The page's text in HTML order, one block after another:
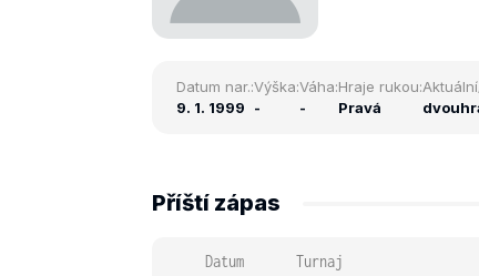
Datum nar.:
9. 1. 1999
Výška:
-
Váha:
-
Hraje rukou:
Pravá
Příští zápas
Datum Turnaj